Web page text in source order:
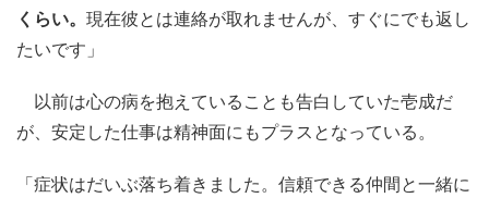
くらい。 現在彼とは連絡が取れませんが、すぐにでも返し
たいです」
以前は心の病を抱えていることも告白していた壱成だ
が、安定した仕事は精神面にもプラスとなっている。
「症状はだいぶ落ち着きました。信頼できる仲間と一緒に